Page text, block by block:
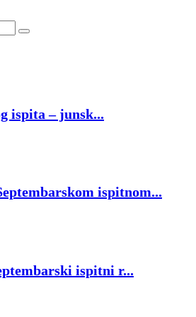
ispita – junsk...
ispitnom...
ispitni r...